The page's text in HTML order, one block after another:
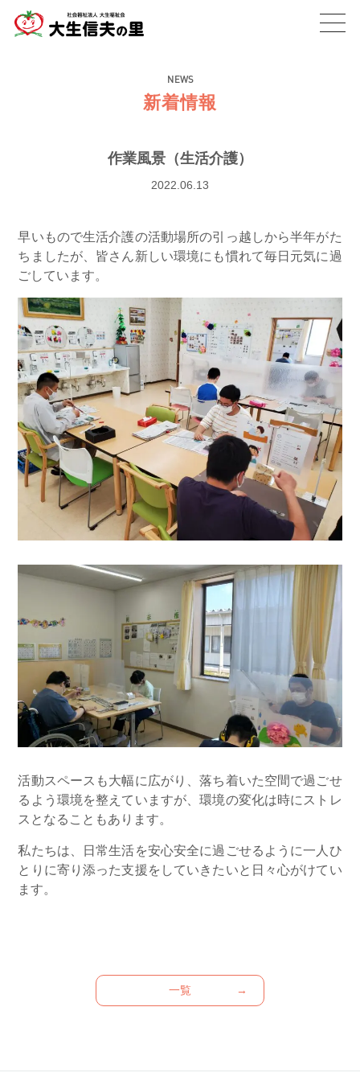
toggle
NEWS
新着情報
作業風景（生活介護）
2022.06.13
早いもので生活介護の活動場所の引っ越しから半年がた
ちましたが、皆さん新しい環境にも慣れて毎日元気に過
ごしています。
活動スペースも大幅に広がり、落ち着いた空間で過ごせ
るよう環境を整えていますが、環境の変化は時にストレ
スとなることもあります。
私たちは、日常生活を安心安全に過ごせるように一人ひ
とりに寄り添った支援をしていきたいと日々心がけてい
ます。
一覧 →